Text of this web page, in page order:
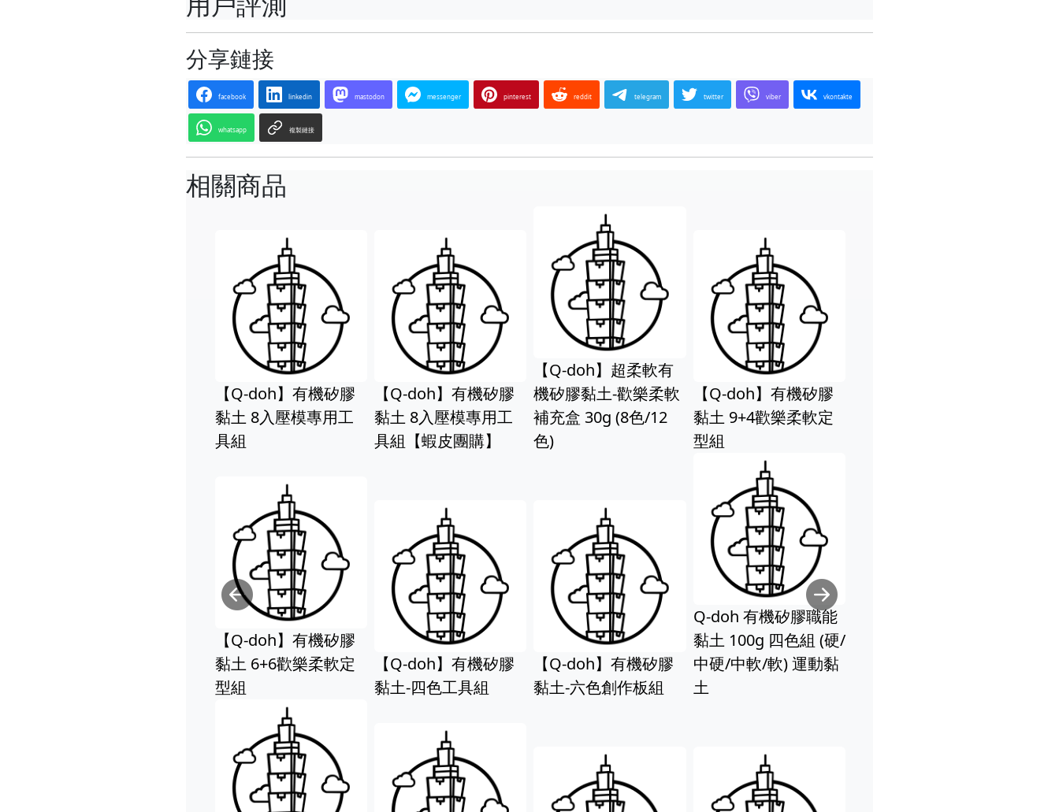
分享鏈接
facebook linkedin mastodon messenger pinterest reddit telegram twitter viber vkontakte
whatsapp 複製鏈接
相關商品
【Q-doh】有機矽膠
黏土 8入壓模專用工
【Q-doh】有機矽膠
黏土 8入壓模專用工
具組【蝦皮團購】
【Q-doh】超柔軟有
機矽膠黏土-歡樂柔軟
補充盒 30g (8色/12
色)
【Q-doh】有機矽膠
黏土 9+4歡樂柔軟定
【Q-doh】有機矽膠
黏土 6+6歡樂柔軟定
【Q-doh】有機矽膠
黏土-四色工具組
【Q-doh】有機矽膠
黏土-六色創作板組
Q-doh 有機矽膠職能
黏土 100g 四色組 (硬/
中硬/中軟/軟) 運動黏
土
【Q-doh】魔法定型
有機矽膠黏土主題造
型DIY-海底冒險3入組
【Q-doh】魔法定型
有機矽膠黏土(海底冒
險3入組/甜點派對3入
Previous Next